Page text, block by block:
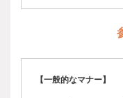
どは参加者各
当イベントへ
当イベントは
抽選結果の発表
【一般的なマナー】